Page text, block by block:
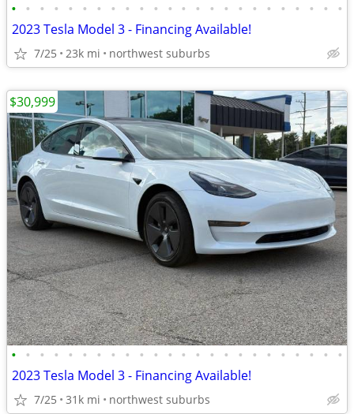
• • • • • • • • • • • • • • • • • • • • • • • •
2023 Tesla Model 3 - Financing Available!
7/25 23k mi northwest suburbs
• • • • • • • • • • • • • • • • • • • • • • • •
2023 Tesla Model 3 - Financing Available!
7/25 31k mi northwest suburbs
$30,999